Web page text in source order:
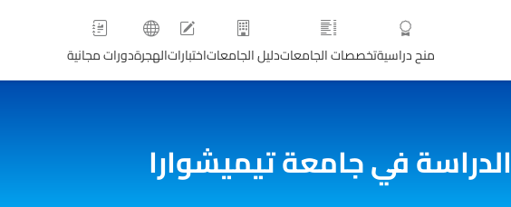
منح دراسيةتخصصات الجامعاتدليل الجامعاتاختباراتالهجرةدورات مجانية
الدراسة في جامعة تيميشوارا